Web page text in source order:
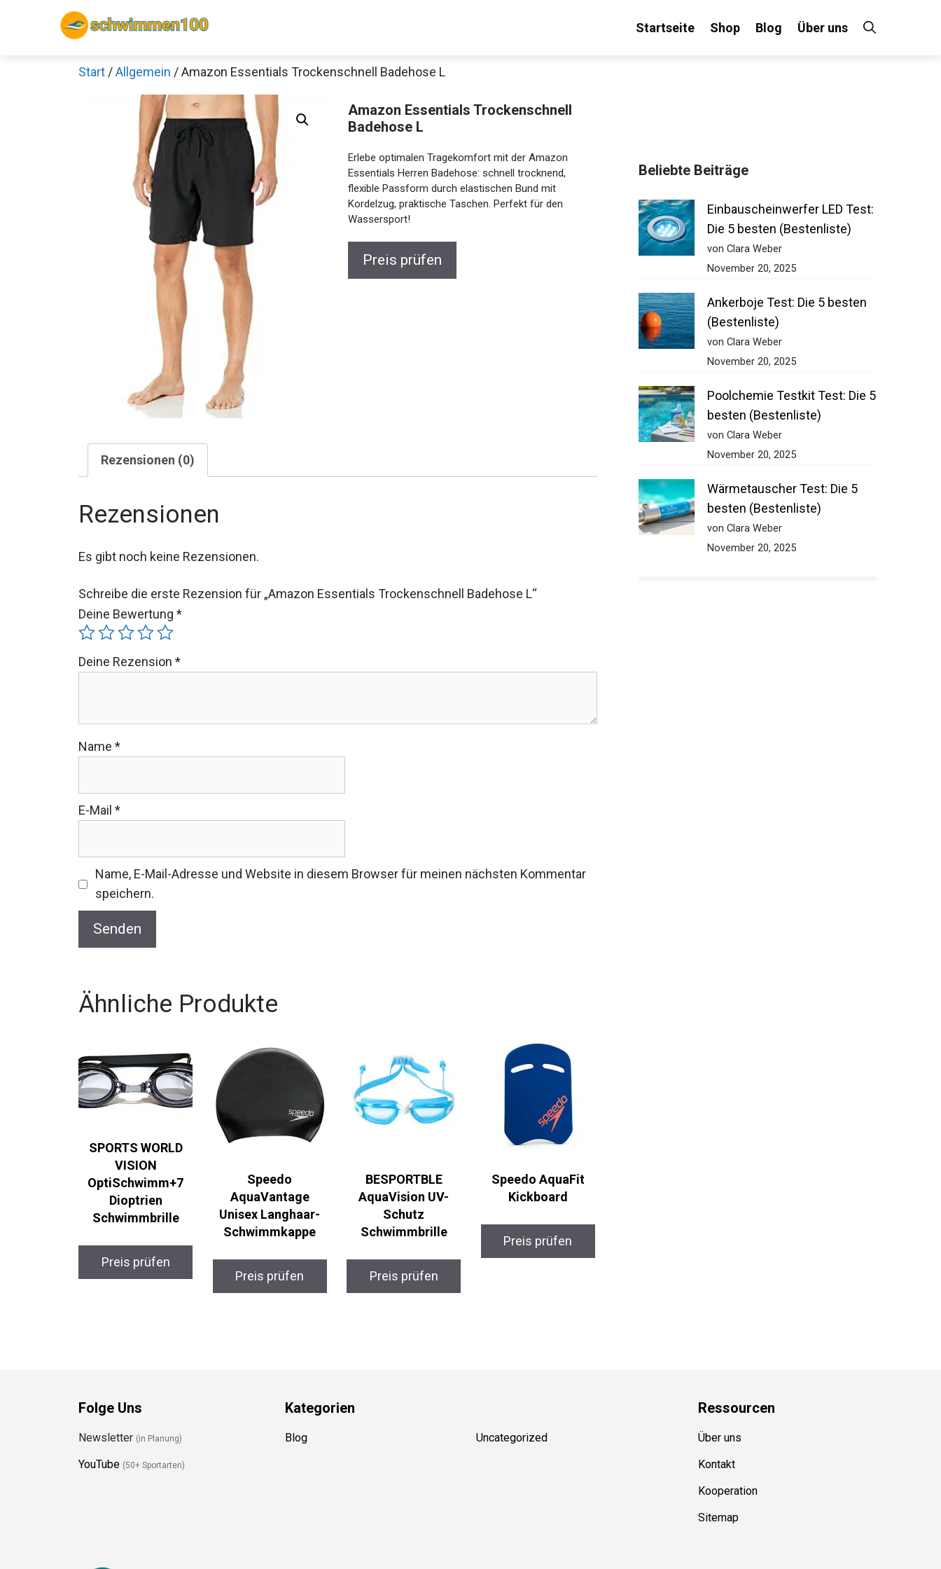
Startseite Shop Blog Über uns
Start /Allgemein / Amazon Essentials Trockenschnell Badehose L
Amazon Essentials Trockenschnell
Badehose L
Erlebe optimalen Tragekomfort mit der Amazon
Essentials Herren Badehose: schnell trocknend,
flexible Passform durch elastischen Bund mit
Kordelzug, praktische Taschen. Perfekt für den
Wassersport!
Preis prüfen
Rezensionen (0)
Rezensionen
Es gibt noch keine Rezensionen.
Schreibe die erste Rezension für „Amazon Essentials Trockenschnell Badehose L“
Deine Bewertung *
Deine Rezension *
Name *
E-Mail *
Name, E-Mail-Adresse und Website in diesem Browser für meinen nächsten Kommentar
speichern.
Ähnliche Produkte
SPORTS WORLD
VISION
OptiSchwimm+7
Dioptrien
Schwimmbrille
Preis prüfen
Speedo
AquaVantage
Unisex Langhaar-
Schwimmkappe
Preis prüfen
BESPORTBLE
AquaVision UV-
Schutz
Schwimmbrille
Preis prüfen
Speedo AquaFit
Kickboard
Preis prüfen
Beliebte Beiträge
Einbauscheinwerfer LED Test:
Die 5 besten (Bestenliste)
von Clara Weber
November 20, 2025
Ankerboje Test: Die 5 besten
(Bestenliste)
von Clara Weber
November 20, 2025
Poolchemie Testkit Test: Die 5
besten (Bestenliste)
von Clara Weber
November 20, 2025
Wärmetauscher Test: Die 5
besten (Bestenliste)
von Clara Weber
November 20, 2025
Folge Uns
Newsletter (in Planung)
YouTube (50+ Sportarten)
Kategorien
Blog Uncategorized
Ressourcen
Über uns
Kontakt
Kooperation
Sitemap